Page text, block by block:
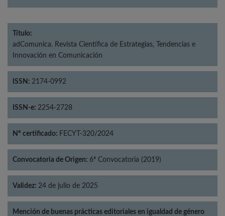
Título:
adComunica. Revista Científica de Estrategias, Tendencias e
Innovación en Comunicación
ISSN: 2174-0992
ISSN-e: 2254-2728
Nº certificado: FECYT-320/2024
Convocatoria de Origen: 6ª Convocatoria (2019)
Validez: 24 de julio de 2025
Mención de buenas prácticas editoriales en igualdad de género